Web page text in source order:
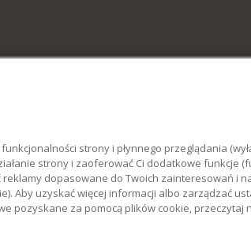
strony i płynnego przeglądania
strony i zaoferować Ci dodatkowe funkcje
dopasowane do Twoich zainteresowań i
Aby uzyskać więcej informacji albo zarządzać
pozyskane za pomocą plików cookie, przeczytaj